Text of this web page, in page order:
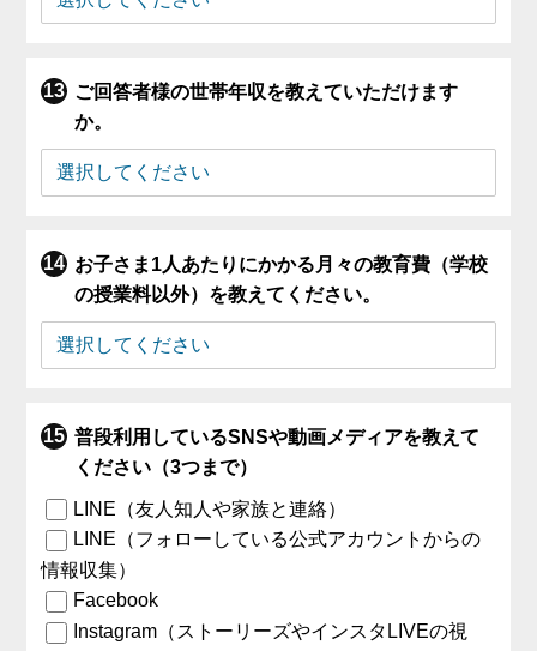
ご回答者様の世帯年収を教えていただけます
か。
お子さま1人あたりにかかる月々の教育費（学校
の授業料以外）を教えてください。
普段利用しているSNSや動画メディアを教えて
ください（3つまで）
LINE（友人知人や家族と連絡）
LINE（フォローしている公式アカウントからの
情報収集）
Facebook
Instagram（ストーリーズやインスタLIVEの視